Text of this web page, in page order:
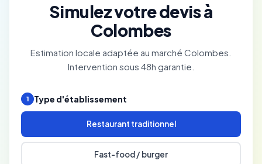
Simulez votre devis à
Colombes
Estimation locale adaptée au marché Colombes.
Intervention sous 48h garantie.
1 Type d'établissement
Restaurant traditionnel
Fast-food / burger